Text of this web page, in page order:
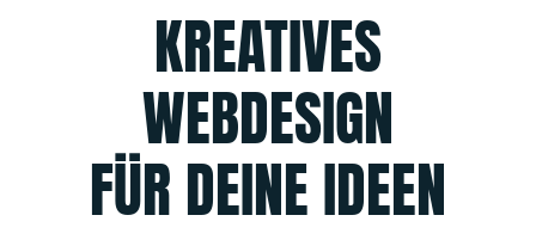
KREATIVES
WEBDESIGN
FÜR DEINE IDEEN